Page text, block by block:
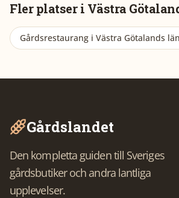
Fler platser i Västra
Gårdsrestaurang i Västra Götalands län
Gårdslandet
Den kompletta guiden till Sveriges
gårdsbutiker och andra lantliga
upplevelser.